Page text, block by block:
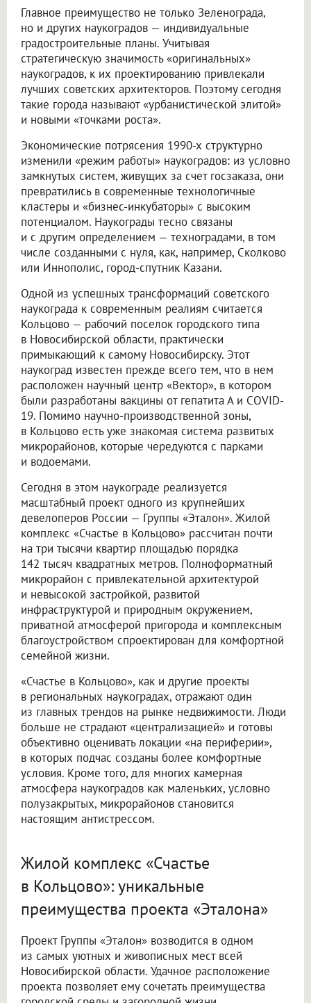
Главное преимущество не только Зеленограда,
но и других наукоградов — индивидуальные
градостроительные планы. Учитывая
стратегическую значимость «оригинальных»
наукоградов, к их проектированию привлекали
лучших советских архитекторов. Поэтому сегодня
такие города называют «урбанистической элитой»
и новыми «точками роста».
Экономические потрясения 1990-х структурно
изменили «режим работы» наукоградов: из условно
замкнутых систем, живущих за счет госзаказа, они
превратились в современные технологичные
кластеры и «бизнес-инкубаторы» с высоким
потенциалом. Наукограды тесно связаны
и с другим определением — техноградами, в том
числе созданными с нуля, как, например, Сколково
или Иннополис, город-спутник Казани.
Одной из успешных трансформаций советского
наукограда к современным реалиям считается
Кольцово — рабочий поселок городского типа
в Новосибирской области, практически
примыкающий к самому Новосибирску. Этот
наукоград известен прежде всего тем, что в нем
расположен научный центр «Вектор», в котором
были разработаны вакцины от гепатита А и COVID-
19. Помимо научно-производственной зоны,
в Кольцово есть уже знакомая система развитых
микрорайонов, которые чередуются с парками
и водоемами.
Сегодня в этом наукограде реализуется
масштабный проект одного из крупнейших
девелоперов России — Группы «Эталон». Жилой
комплекс «Счастье в Кольцово» рассчитан почти
на три тысячи квартир площадью порядка
142 тысяч квадратных метров. Полноформатный
микрорайон с привлекательной архитектурой
и невысокой застройкой, развитой
инфраструктурой и природным окружением,
приватной атмосферой пригорода и комплексным
благоустройством спроектирован для комфортной
семейной жизни.
«Счастье в Кольцово», как и другие проекты
в региональных наукоградах, отражают один
из главных трендов на рынке недвижимости. Люди
больше не страдают «централизацией» и готовы
объективно оценивать локации «на периферии»,
в которых подчас созданы более комфортные
условия. Кроме того, для многих камерная
атмосфера наукоградов как маленьких, условно
полузакрытых, микрорайонов становится
настоящим антистрессом.
Жилой комплекс «Счастье
в Кольцово»: уникальные
преимущества проекта «Эталона»
Проект Группы «Эталон» возводится в одном
из самых уютных и живописных мест всей
Новосибирской области. Удачное расположение
проекта позволяет ему сочетать преимущества